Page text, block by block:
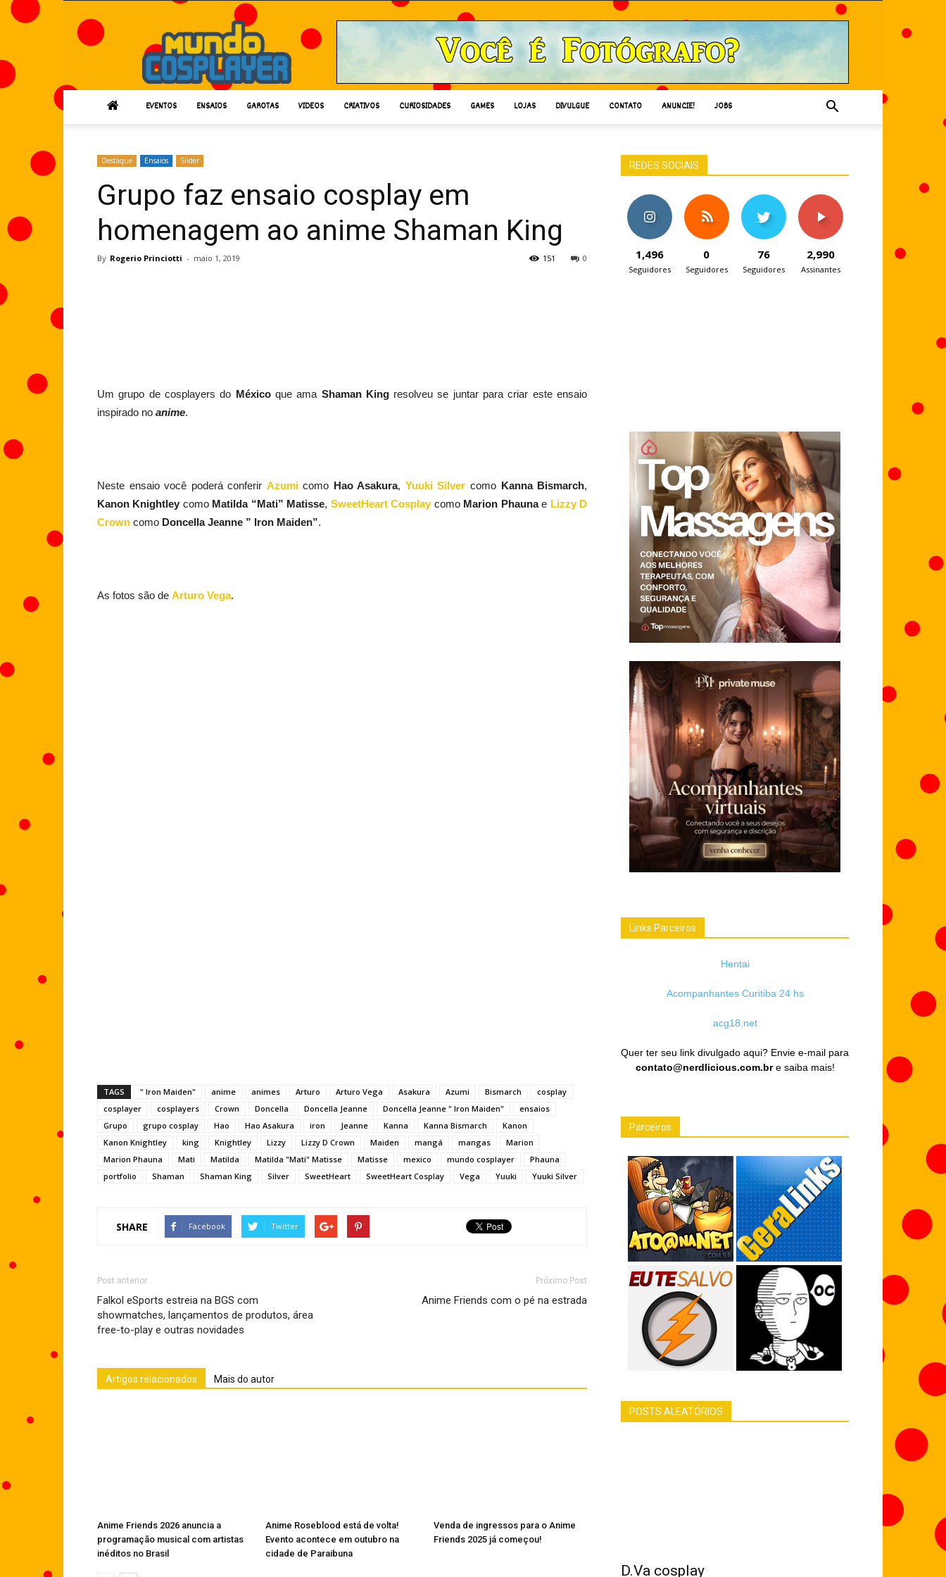
Cosplayer
EVENTOS ENSAIOS GAROTAS VIDEOS CRIATIVOS CURIOSIDADES GAMES LOJAS DIVULGUE CONTATO ANUNCIE! JOBS
Destaque Ensaios Slider
Grupo faz ensaio cosplay em
homenagem ao anime Shaman King
By Rogerio Princiotti - maio 1, 2019 0
151
Um grupo de cosplayers do Méxicoque ama Shaman Kingresolveu se juntar para criar este ensaio
inspirado no anime.
Neste ensaio você poderá conferir Azumicomo Hao Asakura, Yuuki Silver como Kanna Bismarch,
Kanon Knightley como Matilda “Mati” Matisse, SweetHeart Cosplay como Marion Phaunae Lizzy D
Crown como Doncella Jeanne ” Iron Maiden”.
As fotos são de Arturo Vega.
TAGS " Iron Maiden" anime animes Arturo Arturo Vega Asakura Azumi Bismarch
cosplay
cosplayer
cosplayers Crown Doncella Doncella Jeanne Doncella Jeanne " Iron Maiden"
ensaios
Grupo
grupo cosplay Hao Hao Asakura iron Jeanne Kanna Kanna Bismarch
Kanon
Kanon Knightley
king Knightley Lizzy Lizzy D Crown Maiden mangá mangas
Marion
Marion Phauna
Mati Matilda Matilda "Mati" Matisse Matisse mexico mundo cosplayer
Phauna
portfolio
Shaman Shaman King Silver SweetHeart SweetHeart Cosplay Vega Yuuki Yuuki Silver
SHARE Facebook Twitter
Post anterior
Falkol eSports estreia na BGS com
showmatches, lançamentos de produtos, área
free-to-play e outras novidades
Próximo Post
Anime Friends com o pé na estrada
Artigos relacionados Mais do autor
Anime Friends 2026 anuncia a
programação musical com artistas
inéditos no Brasil
Anime Roseblood está de volta!
Evento acontece em outubro na
cidade de Paraibuna
Venda de ingressos para o Anime
Friends 2025 já começou!
REDES SOCIAIS
1,496
Seguidores
0
Seguidores
76
Seguidores
2,990
Assinantes
Links Parceiros
Hentai
Acompanhantes Curitiba 24 hs
acg18.net
Quer ter seu link divulgado aqui? Envie e-mail para
contato@nerdlicious.com.bre saiba mais!
Parceiros
POSTS ALEATÓRIOS
D.Va cosplay